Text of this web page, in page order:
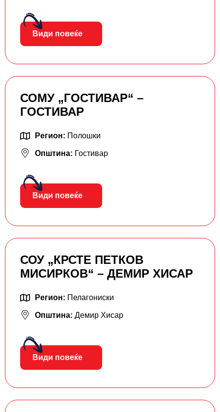
Види повеќе
СОМУ „ГОСТИВАР“ –
ГОСТИВАР
Регион: Полошки
Општина: Гостивар
Види повеќе
СОУ „КРСТЕ ПETКОВ
МИСИРКОВ“ – ДЕМИР ХИСАР
Регион: Пелагониски
Општина: Демир Хисар
Види повеќе